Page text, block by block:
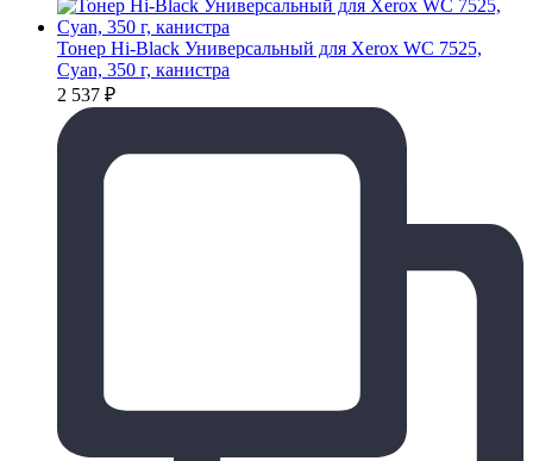
Тонер Hi-Black Универсальный для Xerox WC 7525,
Cyan, 350 г, канистра
2 537 ₽